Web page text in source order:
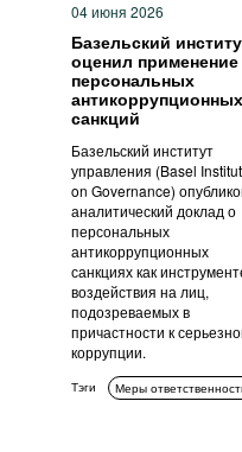
04 июня 2026
Базельский
оценил применение
персональных
антикоррупционных
санкций
Базельский институт
управления (Basel
on Governance)
аналитический доклад о
персональных
антикоррупционных
санкциях как
воздействия на лиц,
подозреваемых в
причастности к
коррупции.
Тэги Меры